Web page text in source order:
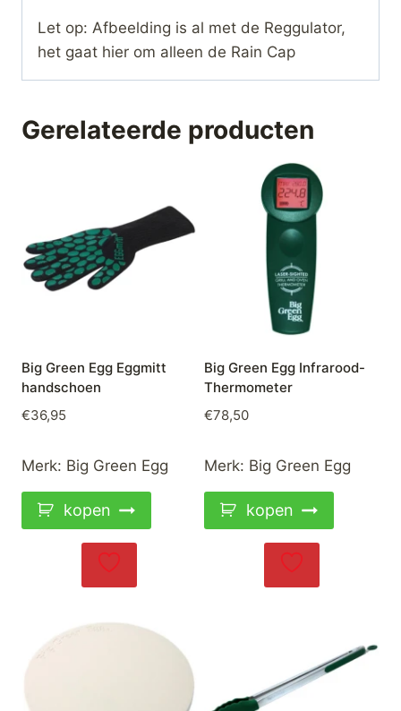
Let op: Afbeelding is al met de Reggulator,
het gaat hier om alleen de Rain Cap
Gerelateerde producten
Big Green Egg Eggmitt
handschoen
€36,95
Merk: Big Green Egg
kopen
Big Green Egg Infrarood-
Thermometer
€78,50
Merk: Big Green Egg
kopen